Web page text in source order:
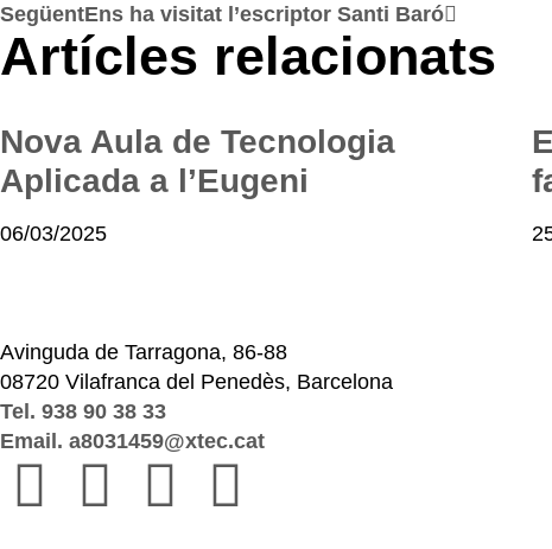
SegüentEns ha visitat l’escriptor Santi Baró
Artícles relacionats
Nova Aula de Tecnologia
Aplicada a l’Eugeni
06/03/2025
Avinguda de Tarragona, 86-88
08720 Vilafranca del Penedès, Barcelona
Tel. 938 90 38 33
Email. a8031459@xtec.cat